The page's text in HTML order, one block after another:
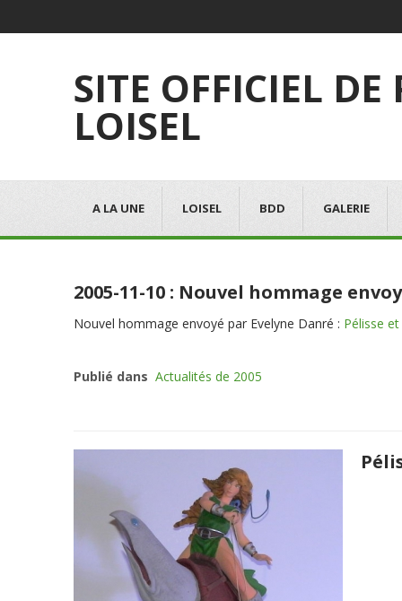
SITE OFFICIEL DE
LOISEL
A LA UNE LOISEL BDD GALERIE
2005-11-10 : Nouvel hommage
Nouvel hommage envoyé par Evelyne Danré : Pélisse
Publié dans Actualités de 2005